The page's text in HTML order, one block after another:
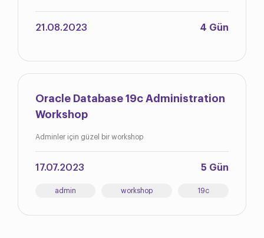
21.08.2023 4 Gün
Oracle Database 19c Administration
Workshop
Adminler için güzel bir workshop
17.07.2023 5 Gün
admin workshop 19c